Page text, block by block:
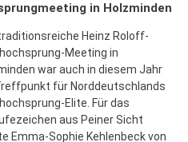
in Holzminden
Heinz Roloff-
Meeting in
war auch in diesem Jahr
für Norddeutschlands
Elite. Für das
aus Peiner Sicht
Emma-Sophie Kehlenbeck von